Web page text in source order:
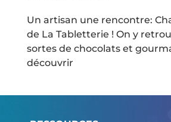
Un artisan une rencontre:
de La Tabletterie ! On y
sortes de chocolats et
découvrir